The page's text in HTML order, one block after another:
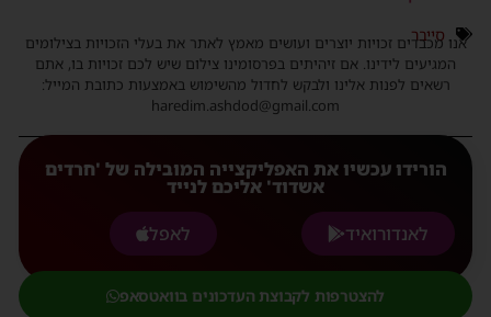
סייבר
אנו מכבדים זכויות יוצרים ועושים מאמץ לאתר את בעלי הזכויות בצילומים
המגיעים לידינו. אם זיהיתים בפרסומינו צילום שיש לכם זכויות בו, אתם
רשאים לפנות אלינו ולבקש לחדול מהשימוש באמצעות כתובת המייל:
haredim.ashdod@gmail.com
הורידו עכשיו את האפליקצייה המובילה של 'חרדים
אשדוד' אליכם לנייד
לאנדורואיד
לאפל
להצטרפות לקבוצת העדכונים בוואטסאפ